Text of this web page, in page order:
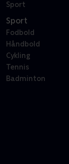
Sport
Sport
Fodbold
Håndbold
Cykling
Tennis
Badminton